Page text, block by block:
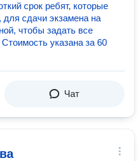
срок ребят, которые
сдачи экзамена на
чтобы задать все
указана за 60
Чат